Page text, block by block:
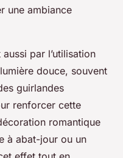
une ambiance
par l’utilisation
douce, souvent
guirlandes
renforcer cette
romantique
à abat-jour ou un